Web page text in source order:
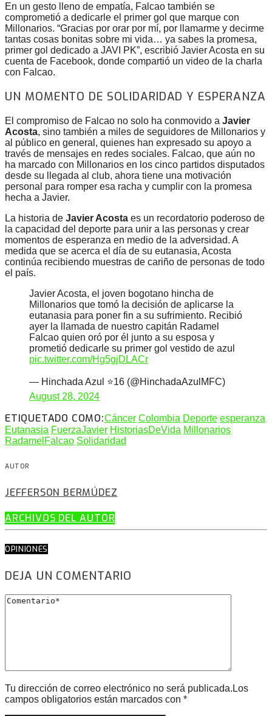
En un gesto lleno de empatía, Falcao también se
comprometió a dedicarle el primer gol que marque con
Millonarios. “Gracias por orar por mí, por llamarme y decirme
tantas cosas bonitas sobre mi vida… ya sabes la promesa,
primer gol dedicado a JAVI PK”, escribió Javier Acosta en su
cuenta de Facebook, donde compartió un video de la charla
con Falcao.
UN MOMENTO DE SOLIDARIDAD Y ESPERANZA
El compromiso de Falcao no solo ha conmovido a Javier
Acosta, sino también a miles de seguidores de Millonarios y
al público en general, quienes han expresado su apoyo a
través de mensajes en redes sociales. Falcao, que aún no
ha marcado con Millonarios en los cinco partidos disputados
desde su llegada al club, ahora tiene una motivación
personal para romper esa racha y cumplir con la promesa
hecha a Javier.
La historia de Javier Acosta es un recordatorio poderoso de
la capacidad del deporte para unir a las personas y crear
momentos de esperanza en medio de la adversidad. A
medida que se acerca el día de su eutanasia, Acosta
continúa recibiendo muestras de cariño de personas de todo
el país.
Javier Acosta, el joven bogotano hincha de
Millonarios que tomó la decisión de aplicarse la
eutanasia para poner fin a su sufrimiento. Recibió
ayer la llamada de nuestro capitán Radamel
Falcao quien oró por él junto a su esposa y
prometió dedicarle su primer gol vestido de azul
pic.twitter.com/Hg5gjDLACr
— Hinchada Azul ⭐️16 (@HinchadaAzulMFC)
August 28, 2024
ETIQUETADO COMO:Cáncer Colombia Deporte esperanza
Eutanasia FuerzaJavier HistoriasDeVida Millonarios
RadamelFalcao Solidaridad
AUTOR
JEFFERSON BERMÚDEZ
ARCHIVOS DEL AUTOR
OPINIONES
DEJA UN COMENTARIO
Tu dirección de correo electrónico no será publicada.Los
campos obligatorios están marcados con *